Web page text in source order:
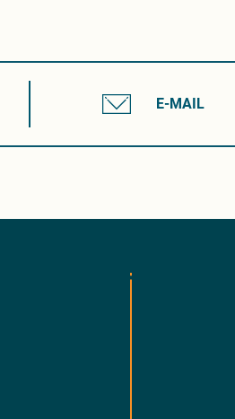
E-MAIL